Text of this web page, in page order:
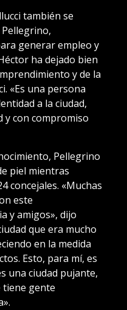
también se
generar empleo y
ha dejado bien
y de la
«Es una persona
a la ciudad,
y con compromiso
Pellegrino
piel mientras
concejales. «Muchas
este
y amigos», dijo
que era mucho
en la medida
Esto, para mí, es
una ciudad pujante,
gente